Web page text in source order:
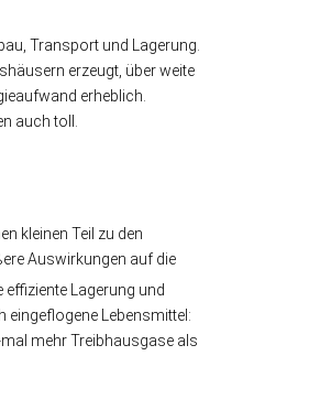
Transport und Lagerung.
erzeugt, über weite
erheblich.
auch toll.
kleinen Teil zu den
Auswirkungen auf die
Lagerung und
Lebensmittel:
mehr Treibhausgase als